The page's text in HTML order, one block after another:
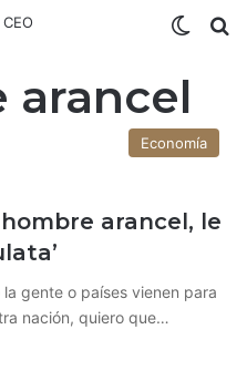
arancel
Economía
arancel, le
gente o países vienen para
nación, quiero que…